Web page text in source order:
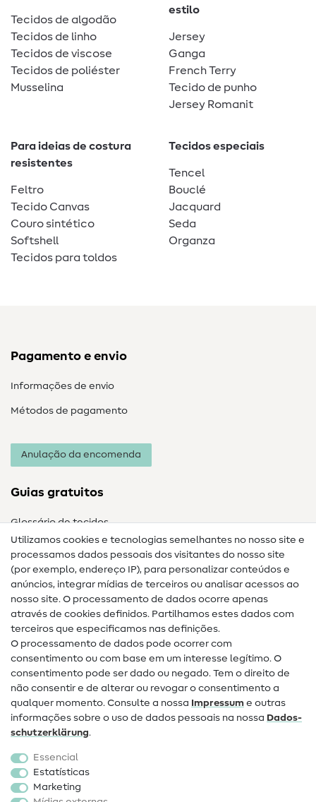
Tecidos de algodão
Tecidos de linho
Tecidos de viscose
Tecidos de poliéster
Musselina
estilo
Jersey
Ganga
French Terry
Tecido de punho
Jersey Romanit
Para ideias de costura
resistentes
Feltro
Tecido Canvas
Couro sintético
Softshell
Tecidos para toldos
Tecidos especiais
Tencel
Bouclé
Jacquard
Seda
Organza
Pagamento e envio
Informações de envio
Métodos de pagamento
Anulação da encomenda
Guias gratuitos
Glossário de tecidos
Guias de costura
Ajuda e contacto
Contacto
Mudança de proprietário
Perguntas frequentes (FAQ)
Direito de cancelamento
Popular
Tecidos
Acessórios de costura
Utilizamos cookies e tecnologias semelhantes no nosso site e
processamos dados pessoais dos visitantes do nosso site
(por exemplo, endereço IP), para personalizar conteúdos e
anúncios, integrar mídias de terceiros ou analisar acessos ao
nosso site. O processamento de dados ocorre apenas
através de cookies definidos. Partilhamos estes dados com
terceiros que especificamos nas definições.
O processamento de dados pode ocorrer com
consentimento ou com base em um interesse legítimo. O
consentimento pode ser dado ou negado. Tem o direito de
não consentir e de alterar ou revogar o consentimento a
qualquer momento. Consulte a nossa Impressum e outras
informações sobre o uso de dados pessoais na nossa Dados­
schutz­erklärung.
Essencial
Estatísticas
Marketing